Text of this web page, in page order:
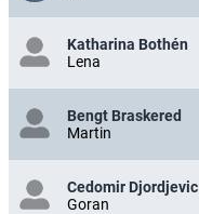
Katharina Bothén
Lena
Bengt Braskered
Martin
Cedomir Djordjevic
Goran